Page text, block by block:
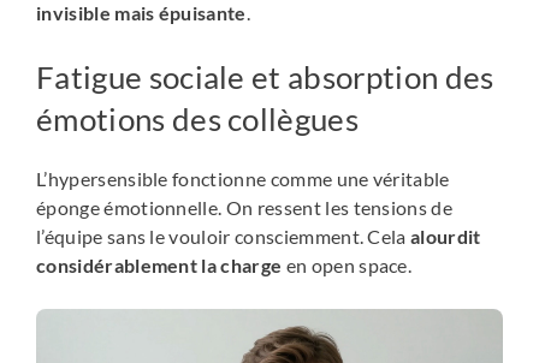
invisible mais épuisante.
Fatigue sociale et absorption des
émotions des collègues
L’hypersensible fonctionne comme une véritable
éponge émotionnelle. On ressent les tensions de
l’équipe sans le vouloir consciemment. Celaalourdit
considérablement la charge en open space.